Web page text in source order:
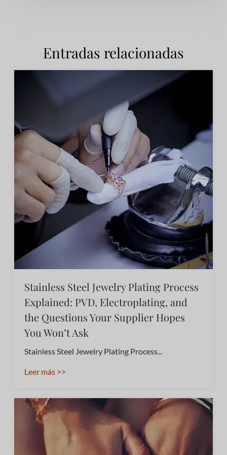
Entradas relacionadas
Stainless Steel Jewelry Plating Process
Explained: PVD, Electroplating, and
the Questions Your Supplier Hopes
You Won’t Ask
Stainless Steel Jewelry Plating Process...
Leer más >>